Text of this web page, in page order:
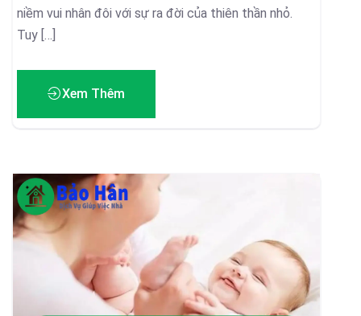
niềm vui nhân đôi với sự ra đời của thiên thần nhỏ.
Tuy […]
Xem Thêm